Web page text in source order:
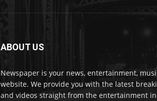
ABOUT US
Newspaper is your news, entertainment,
website. We provide you with the latest
and videos straight from the entertainment